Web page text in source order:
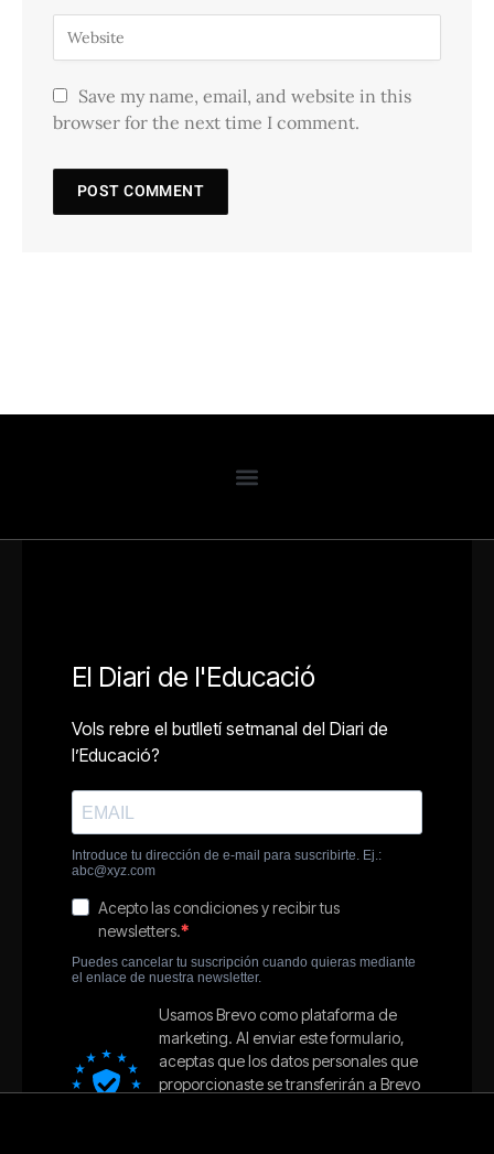
Save my name, email, and website in this
browser for the next time I comment.